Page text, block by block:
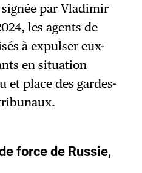
par Vladimir
les agents de
à expulser eux-
en situation
et place des gardes-